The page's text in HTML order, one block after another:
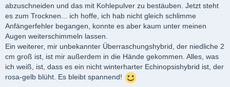
abzuschneiden und das mit Kohlepulver zu bestäuben. Jetzt steht
es zum Trocknen... ich hoffe, ich hab nicht gleich schlimme
Anfängerfehler begangen, konnte es aber kaum unter meinen
Augen weiterschimmeln lassen.
Ein weiterer, mir unbekannter Überraschungshybrid, der niedliche 2
cm groß ist, ist mir außerdem in die Hände gekommen. Alles, was
ich weiß, ist, dass es ein nicht winterharter Echinopsishybrid ist, der
rosa-gelb blüht. Es bleibt spannend!